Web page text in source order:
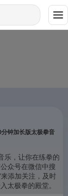
钟加长版太极拳音
乐，让你在练拳的
众号在微信中搜
添加关注，及时
太极拳的殿堂。